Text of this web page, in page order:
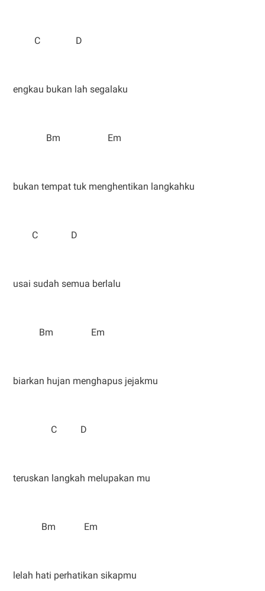
C D
engkau bukan lah segalaku
Bm Em
bukan tempat tuk menghentikan langkahku
C D
usai sudah semua berlalu
Bm Em
biarkan hujan menghapus jejakmu
C D
teruskan langkah melupakan mu
Bm Em
lelah hati perhatikan sikapmu